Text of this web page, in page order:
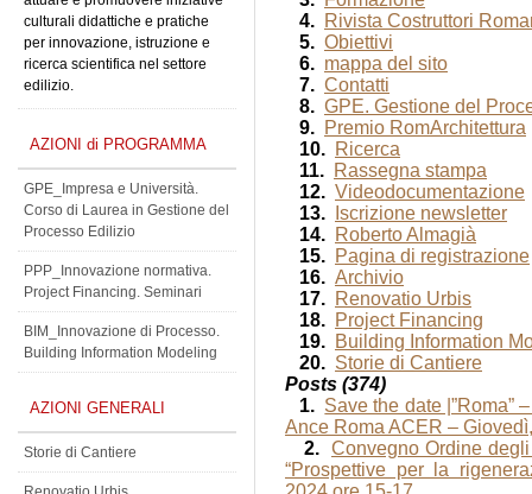
4. Rivista Costruttori
5. Obiettivi
6. mappa del sito
7. Contatti
8. GPE. Gestione del
9. Premio RomArchitettura
10. Ricerca
11. Rassegna stampa
12. Videodocumentazione
13.
Iscrizione newsletter
14. Roberto Almagià
15. Pagina di registrazione
16. Archivio
17. Renovatio Urbis
18. Project Financing
19. Building Information
20. Storie di Cantiere
Posts (374)
1. Save the date |”Roma”
Ance Roma ACER –
2.
Convegno Ordine
“Prospettive per la
culturali didattiche e pratiche
per innovazione, istruzione e
ricerca scientifica nel settore
edilizio.
AZIONI di PROGRAMMA
GPE_Impresa e Università.
Corso di Laurea in Gestione del
Processo Edilizio
PPP_Innovazione normativa.
Project Financing. Seminari
BIM_Innovazione di Processo.
Building Information Modeling
AZIONI GENERALI
Storie di Cantiere